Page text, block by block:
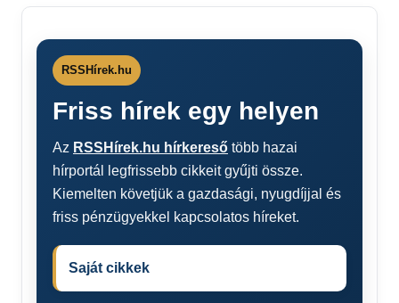
RSSHírek.hu
Friss hírek egy helyen
Az RSSHírek.hu hírkereső több hazai
hírportál legfrissebb cikkeit gyűjti össze.
Kiemelten követjük a gazdasági, nyugdíjjal és
friss pénzügyekkel kapcsolatos híreket.
Saját cikkek